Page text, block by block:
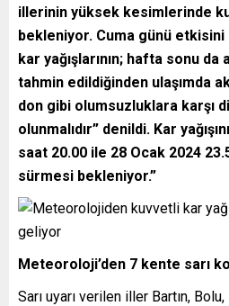
illerinin yüksek kesimlerinde
bekleniyor. Cuma günü etkisini
kar yağışlarının; hafta sonu da
tahmin edildiğinden ulaşımda
don gibi olumsuzluklara karşı
olunmalıdır” denildi. Kar
saat 20.00 ile 28 Ocak 2024
sürmesi bekleniyor.”
Meteoroloji’den 7 kente sarı
Sarı uyarı verilen iller Bartın,